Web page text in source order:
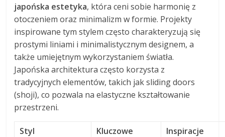
japońska estetyka, która ceni sobie harmonię z
otoczeniem oraz minimalizm w formie. Projekty
inspirowane tym stylem często charakteryzują się
prostymi liniami i minimalistycznym designem, a
także umiejętnym wykorzystaniem światła.
Japońska architektura często korzysta z
tradycyjnych elementów, takich jak sliding doors
(shoji), co pozwala na elastyczne kształtowanie
przestrzeni.
Styl
Kluczowe
Inspiracje